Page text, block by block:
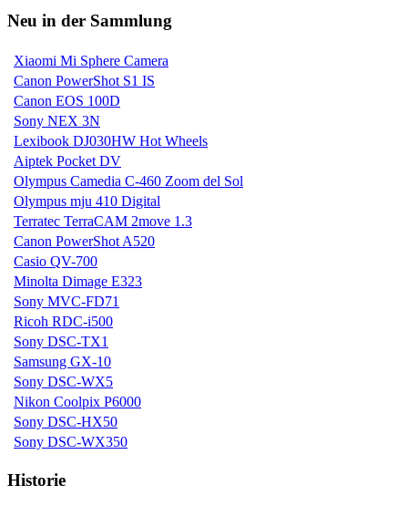
Neu in der Sammlung
Xiaomi Mi Sphere Camera
Canon PowerShot S1 IS
Canon EOS 100D
Sony NEX 3N
Lexibook DJ030HW Hot Wheels
Aiptek Pocket DV
Olympus Camedia C-460 Zoom del Sol
Olympus mju 410 Digital
Terratec TerraCAM 2move 1.3
Canon PowerShot A520
Casio QV-700
Minolta Dimage E323
Sony MVC-FD71
Ricoh RDC-i500
Sony DSC-TX1
Samsung GX-10
Sony DSC-WX5
Nikon Coolpix P6000
Sony DSC-HX50
Sony DSC-WX350
Historie